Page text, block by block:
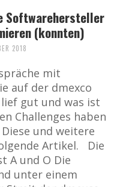
Softwarehersteller
(konnten)
2018
mit
auf der dmexco
gut und was ist
Challenges haben
und weitere
Artikel. Die
A und O Die
unter einem